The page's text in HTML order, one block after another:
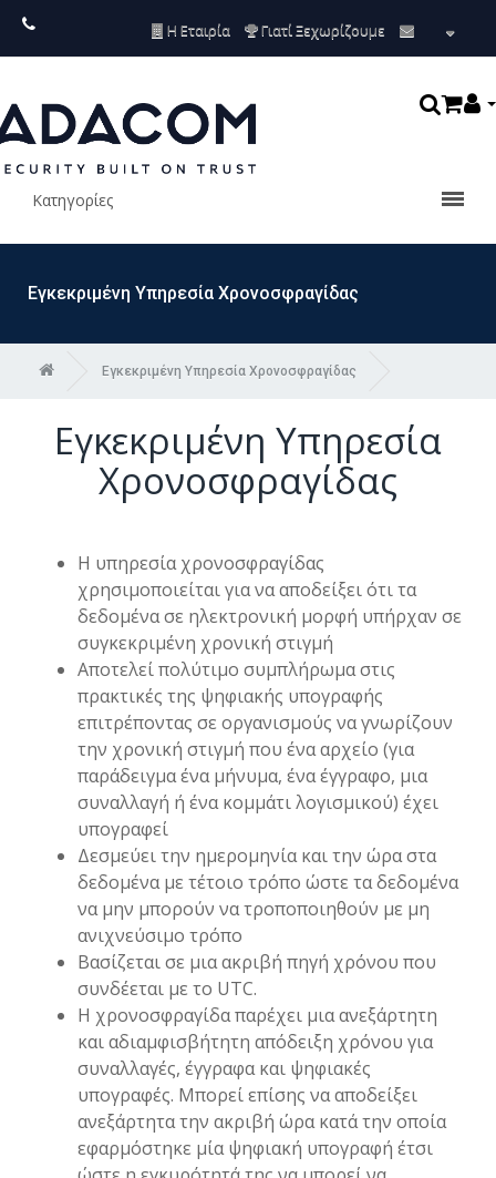
Η Εταιρία Γιατί Ξεχωρίζουμε
Κατηγορίες
Εγκεκριμένη Υπηρεσία Χρονοσφραγίδας
Εγκεκριμένη Υπηρεσία Χρονοσφραγίδας
Εγκεκριμένη Υπηρεσία
Χρονοσφραγίδας
Η υπηρεσία χρονοσφραγίδας
χρησιμοποιείται για να αποδείξει ότι τα
δεδομένα σε ηλεκτρονική μορφή υπήρχαν σε
συγκεκριμένη χρονική στιγμή
Αποτελεί πολύτιμο συμπλήρωμα στις
πρακτικές της ψηφιακής υπογραφής
επιτρέποντας σε οργανισμούς να γνωρίζουν
την χρονική στιγμή που ένα αρχείο (για
παράδειγμα ένα μήνυμα, ένα έγγραφο, μια
συναλλαγή ή ένα κομμάτι λογισμικού) έχει
υπογραφεί
Δεσμεύει την ημερομηνία και την ώρα στα
δεδομένα με τέτοιο τρόπο ώστε τα δεδομένα
να μην μπορούν να τροποποιηθούν με μη
ανιχνεύσιμο τρόπο
Βασίζεται σε μια ακριβή πηγή χρόνου που
συνδέεται με το UTC.
Η χρονοσφραγίδα παρέχει μια ανεξάρτητη
και αδιαμφισβήτητη απόδειξη χρόνου για
συναλλαγές, έγγραφα και ψηφιακές
υπογραφές. Μπορεί επίσης να αποδείξει
ανεξάρτητα την ακριβή ώρα κατά την οποία
εφαρμόστηκε μία ψηφιακή υπογραφή έτσι